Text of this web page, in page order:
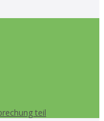
teil